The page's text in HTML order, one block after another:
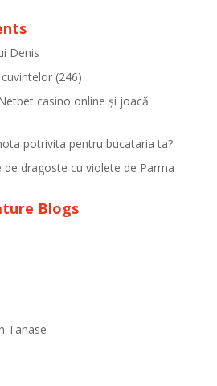
Denis
cuvintelor (246)
casino online și joacă
potrivita pentru bucataria ta?
de dragoste cu violete de Parma
Blogs
Tanase